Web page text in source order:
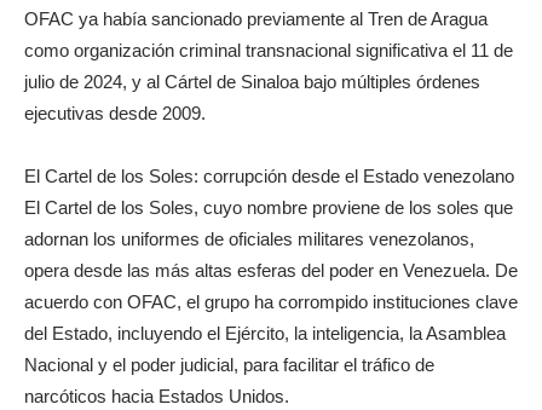
OFAC ya había sancionado previamente al Tren de Aragua
como organización criminal transnacional significativa el 11 de
julio de 2024, y al Cártel de Sinaloa bajo múltiples órdenes
ejecutivas desde 2009.
El Cartel de los Soles: corrupción desde el Estado venezolano
El Cartel de los Soles, cuyo nombre proviene de los soles que
adornan los uniformes de oficiales militares venezolanos,
opera desde las más altas esferas del poder en Venezuela. De
acuerdo con OFAC, el grupo ha corrompido instituciones clave
del Estado, incluyendo el Ejército, la inteligencia, la Asamblea
Nacional y el poder judicial, para facilitar el tráfico de
narcóticos hacia Estados Unidos.